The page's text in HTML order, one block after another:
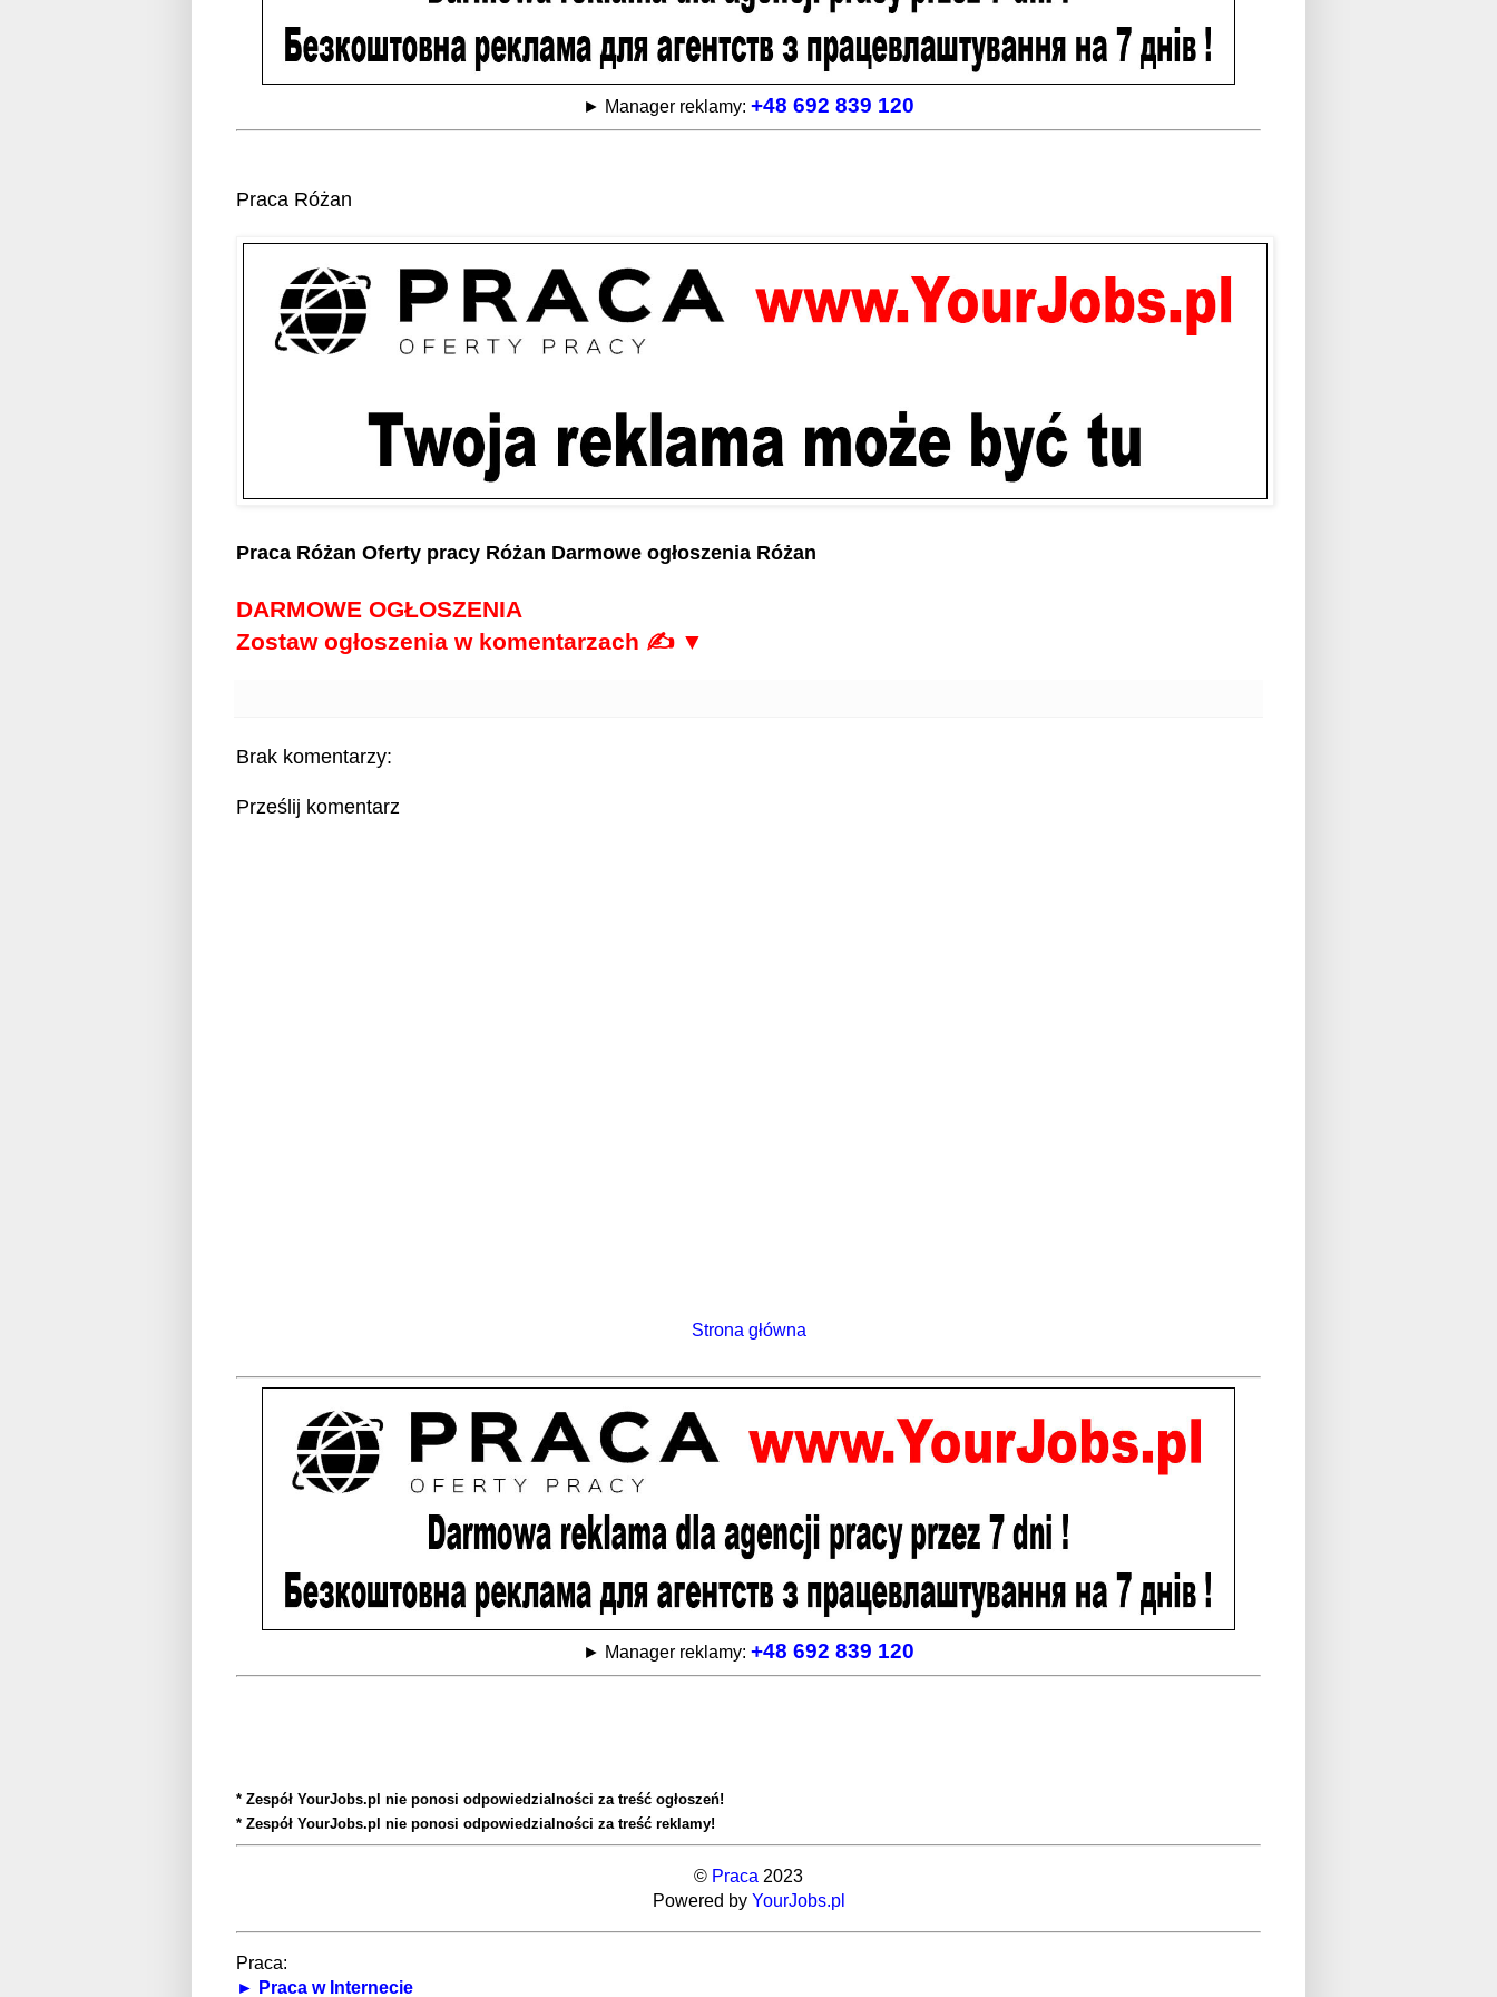
► Manager reklamy: +48 692 839 120
Praca Różan
Praca Różan Oferty pracy Różan Darmowe ogłoszenia Różan
DARMOWE OGŁOSZENIA
Zostaw ogłoszenia w komentarzach ✍ ▼
Brak komentarzy:
Prześlij komentarz
Strona główna
► Manager reklamy: +48 692 839 120
* Zespół YourJobs.pl nie ponosi odpowiedzialności za treść ogłoszeń!
* Zespół YourJobs.pl nie ponosi odpowiedzialności za treść reklamy!
© Praca 2023
Powered by YourJobs.pl
Praca:
► Praca w Internecie